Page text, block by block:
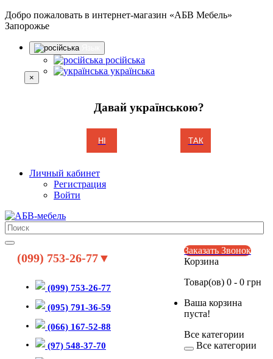
Добро пожаловать в интернет-магазин «АБВ Мебель»
Запорожье
російська
українська
×
Давай українською?
НІ ТАК
Личный кабинет
Регистрация
Войти
(099) 753-26-77▼
(099) 753-26-77
(095) 791-36-59
(066) 167-52-88
(97) 548-37-70
Заказать Звонок
Корзина
Товар(ов) 0 - 0 грн
Ваша корзина
пуста!
Все категории
Все категории